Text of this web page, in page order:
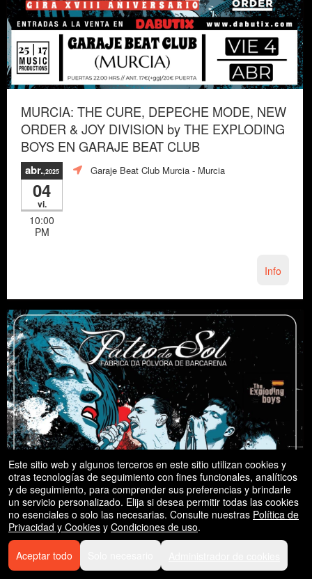
MURCIA: THE CURE, DEPECHE MODE, NEW
ORDER & JOY DIVISION by THE EXPLODING
BOYS EN GARAJE BEAT CLUB
abr.,2025
04
vi.
10:00
PM
Garaje Beat Club Murcia - Murcia
Info
Este sitio web y algunos terceros en este sitio utilizan cookies y
otras tecnologías de seguimiento con fines funcionales, analíticos
y de seguimiento, para comprender sus preferencias y brindarle
un servicio personalizado. Elija si desea permitir todas las cookies
no esenciales o solo las necesarias. Consulte nuestras Política de
Privacidad y Cookies y Condiciones de uso.
Aceptar todo